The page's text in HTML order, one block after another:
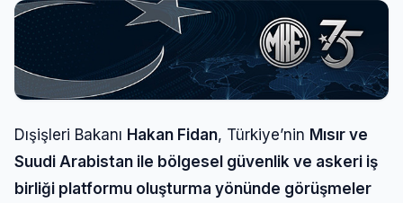
Dışişleri Bakanı Hakan Fidan, Türkiye’nin Mısır ve
Suudi Arabistan ile bölgesel güvenlik ve askeri iş
birliği platformu oluşturma yönünde görüşmeler